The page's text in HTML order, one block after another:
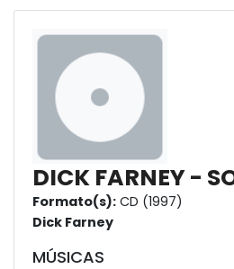
DICK FARNEY -
Formato(s): CD (1997)
Dick Farney
MÚSICAS